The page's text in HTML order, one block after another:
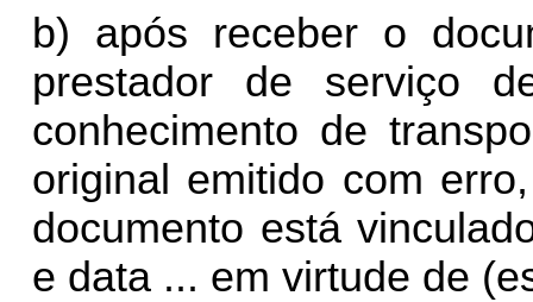
b) após receber o
prestador de serviço
conhecimento de
original emitido com
documento está
e data ... em virtude de